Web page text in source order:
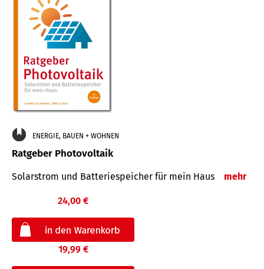
ENERGIE, BAUEN + WOHNEN
Ratgeber Photovoltaik
Solarstrom und Batteriespeicher für mein Haus mehr
24,00 €
19,99 €